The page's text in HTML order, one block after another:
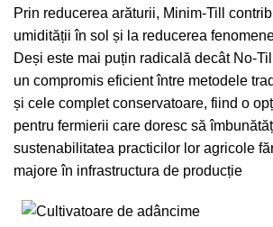
Prin reducerea arăturii, Minim-Till
umidității în sol și la reducerea
Deși este mai puțin radicală decât No-
un compromis eficient între metodele
și cele complet conservatoare, fiind o
pentru fermierii care doresc să
sustenabilitatea practicilor lor agricole
majore în infrastructura de producție